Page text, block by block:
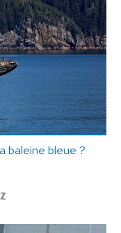
baleine bleue ?